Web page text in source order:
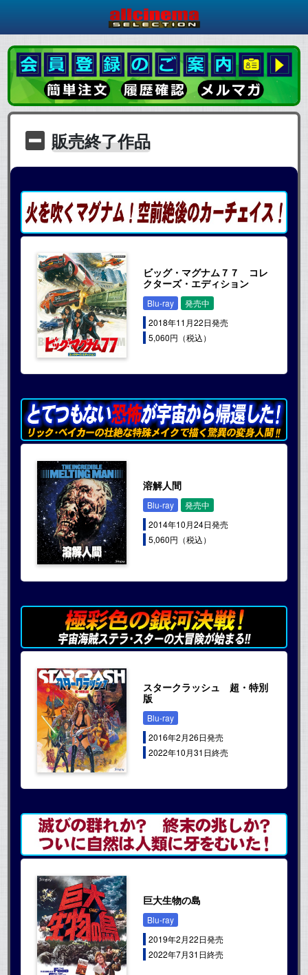
販売終了作品
ビッグ・マグナム７７ コレ
クターズ・エディション
Blu-ray
発売中
2018年11月22日発売
5,060円（税込）
溶解人間
Blu-ray
発売中
2014年10月24日発売
5,060円（税込）
スタークラッシュ 超・特別
版
Blu-ray
2016年2月26日発売
2022年10月31日終売
巨大生物の島
Blu-ray
2019年2月22日発売
2022年7月31日終売